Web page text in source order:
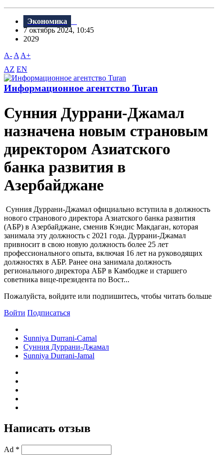
Экономика
7 октябрь 2024, 10:45
2029
A- A A+
AZ EN
Информационное агентство Turan
Сунния Дуррани-Джамал
назначена новым страновым
директором Азиатского
банка развития в
Азербайджане
Сунния Дуррани-Джамал официально вступила в должность
нового странового директора Азиатского банка развития
(АБР) в Азербайджане, сменив Кэндис Макдаган, которая
занимала эту должность с 2021 года. Дуррани-Джамал
привносит в свою новую должность более 25 лет
профессионального опыта, включая 16 лет на руководящих
должностях в АБР. Ранее она занимала должность
регионального директора АБР в Камбодже и старшего
советника вице-президента по Вост...
Пожалуйста, войдите или подпишитесь, чтобы читать больше
Войти Подписаться
Sunniya Durrani-Camal
Сунния Дуррани-Джамал
Sunniya Durrani-Jamal
Написать отзыв
Ad *